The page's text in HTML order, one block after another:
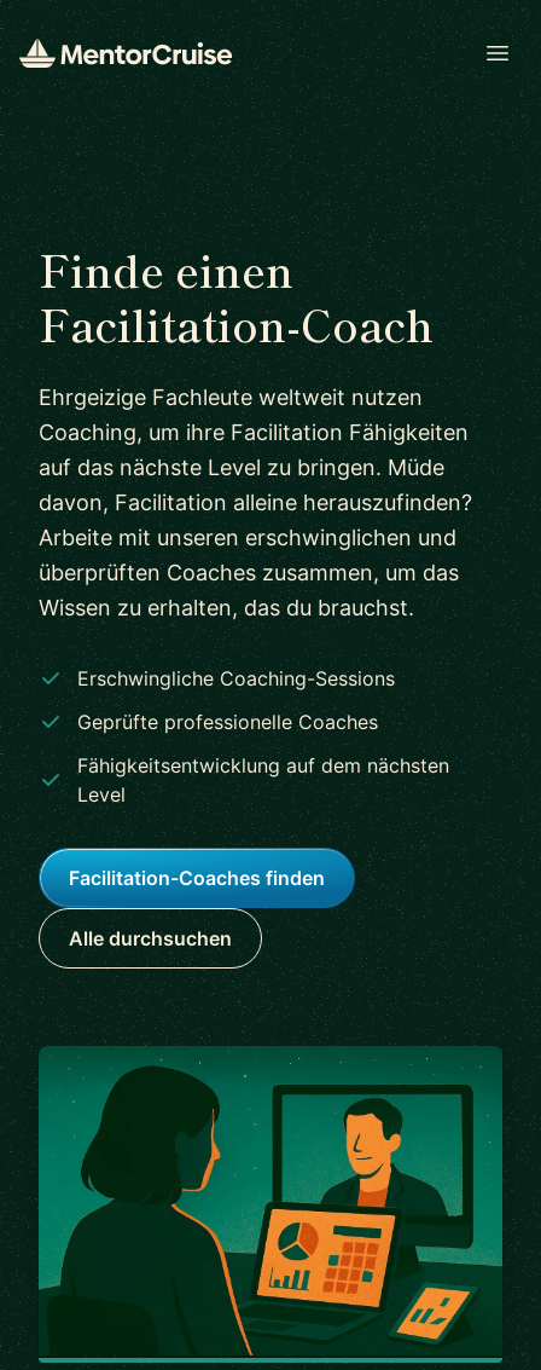
Finde einen
Facilitation-Coach
Ehrgeizige Fachleute weltweit nutzen
Coaching, um ihre Facilitation Fähigkeiten
auf das nächste Level zu bringen. Müde
davon, Facilitation alleine herauszufinden?
Arbeite mit unseren erschwinglichen und
überprüften Coaches zusammen, um das
Wissen zu erhalten, das du brauchst.
Erschwingliche Coaching-Sessions
Geprüfte professionelle Coaches
Fähigkeitsentwicklung auf dem nächsten
Level
Facilitation-Coaches finden
Alle durchsuchen